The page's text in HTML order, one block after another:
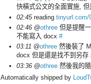
快橫式公文的全面實施,
02:45reading tinyurl.com/
02:46 @othree 但是提醒
不能寫入 docx #
03:11 @othree 然後裝了
docx 但是還是找不到另存
03:36 @othree 然後我的
Automatically shipped by